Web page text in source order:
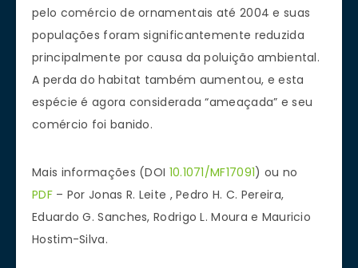
pelo comércio de ornamentais até 2004 e suas
populações foram significantemente reduzida
principalmente por causa da poluição ambiental.
A perda do habitat também aumentou, e esta
espécie é agora considerada “ameaçada” e seu
comércio foi banido.
Mais informações (DOI 10.1071/MF17091) ou no
PDF– Por Jonas R. Leite , Pedro H. C. Pereira,
Eduardo G. Sanches, Rodrigo L. Moura e Mauricio
Hostim-Silva.